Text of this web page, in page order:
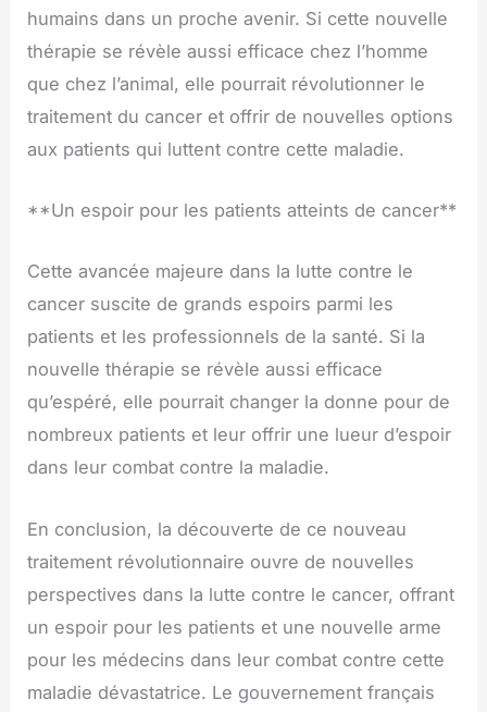
humains dans un proche avenir. Si cette nouvelle
thérapie se révèle aussi efficace chez l’homme
que chez l’animal, elle pourrait révolutionner le
traitement du cancer et offrir de nouvelles options
aux patients qui luttent contre cette maladie.
**Un espoir pour les patients atteints de cancer**
Cette avancée majeure dans la lutte contre le
cancer suscite de grands espoirs parmi les
patients et les professionnels de la santé. Si la
nouvelle thérapie se révèle aussi efficace
qu’espéré, elle pourrait changer la donne pour de
nombreux patients et leur offrir une lueur d’espoir
dans leur combat contre la maladie.
En conclusion, la découverte de ce nouveau
traitement révolutionnaire ouvre de nouvelles
perspectives dans la lutte contre le cancer, offrant
un espoir pour les patients et une nouvelle arme
pour les médecins dans leur combat contre cette
maladie dévastatrice. Le gouvernement français